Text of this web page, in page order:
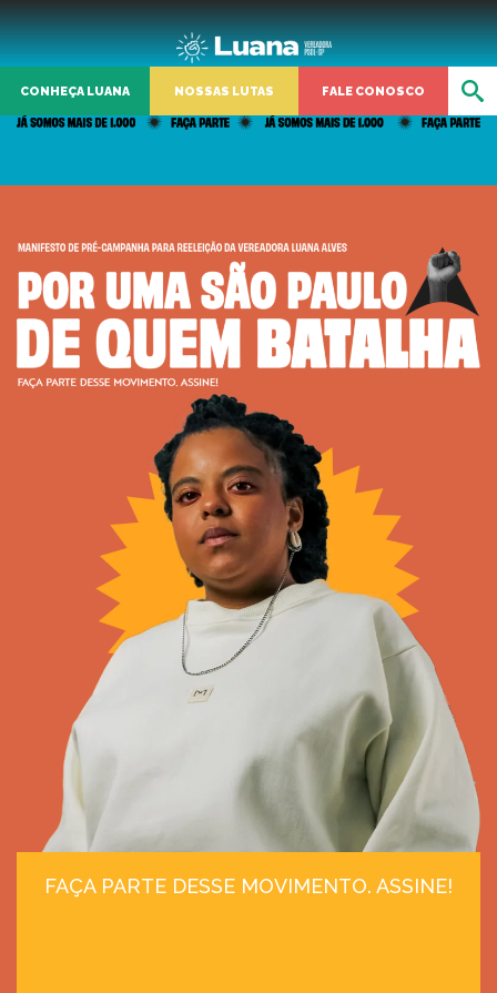
CONHEÇA LUANA NOSSAS LUTAS FALE CONOSCO
FAÇA PARTE DESSE MOVIMENTO. ASSINE!